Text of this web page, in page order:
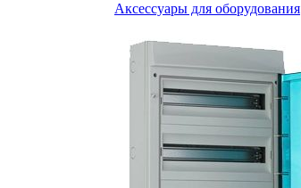
Аксессуары для оборудования